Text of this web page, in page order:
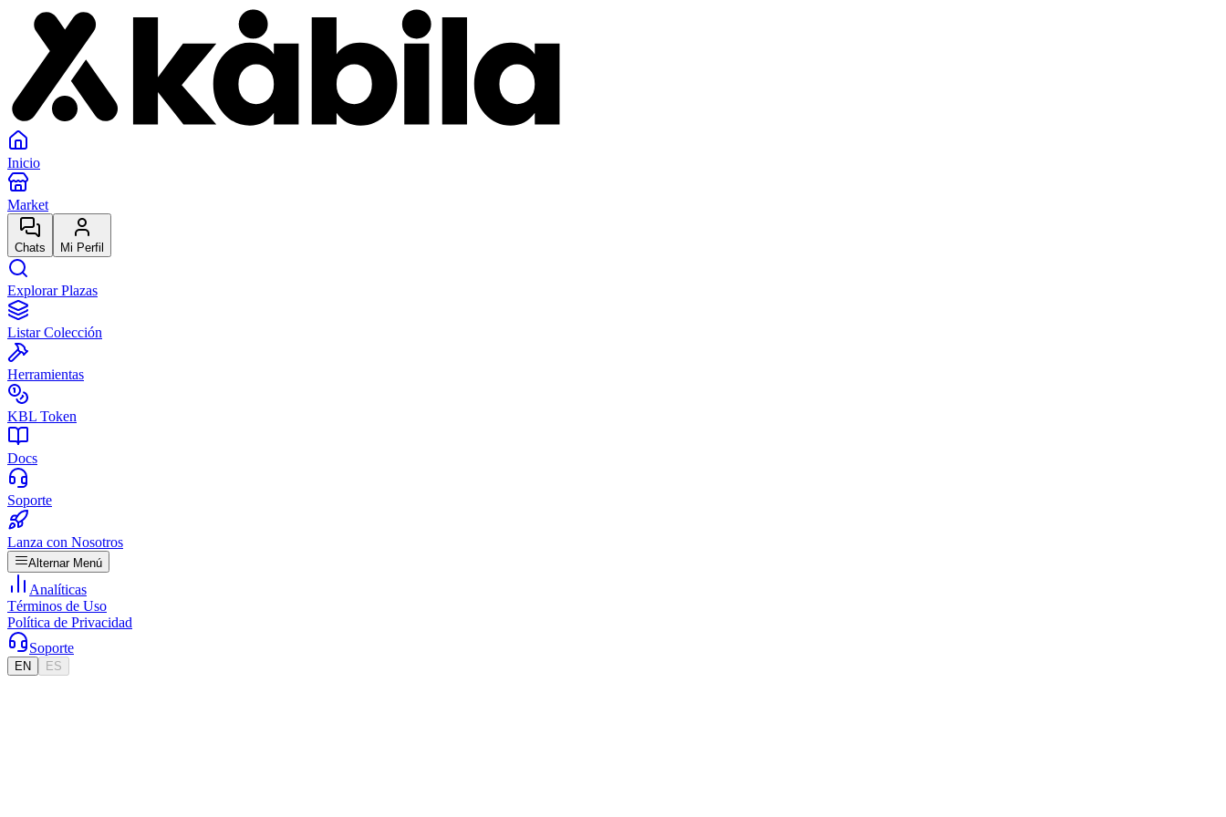
Inicio
Market
Chats Mi Perfil
Explorar Plazas
Listar Colección
Herramientas
KBL Token
Docs
Soporte
Lanza con Nosotros
Alternar Menú
Analíticas
Términos de Uso
Política de Privacidad
Soporte
EN ES